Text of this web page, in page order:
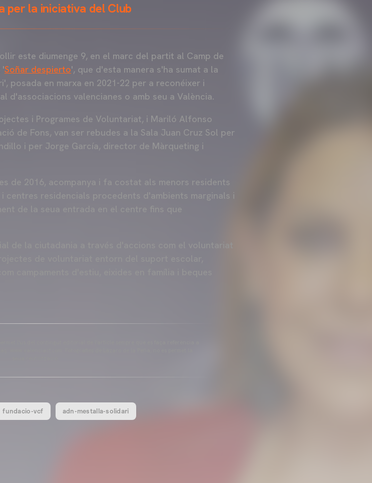
per la iniciativa del Club
este diumenge 9, en el marc del partit al Camp de
'Soñar despierto', que d'esta manera s'ha sumat a la
posada en marxa en 2021-22 per a reconéixer i
d'associacions valencianes o amb seu a València.
i Programes de Voluntariat, i Mariló Alfonso
de Fons, van ser rebudes a la Sala Juan Cruz Sol per
i per Jorge García, director de Màrqueting i
de 2016, acompanya i fa costat als menors residents
residencials procedents d'ambients marginals i
de voluntariat entorn del suport escolar,
campaments d'estiu, eixides en família i beques
l'ús del contingut editorial de l'article sempre que es faça referència a
www.valenciacf.com. Fotografies de Lázaro de la Peña, no es permet la
fundacio-vcf adn-mestalla-solidari